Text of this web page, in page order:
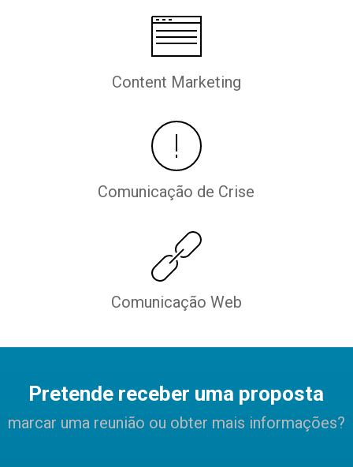
Content Marketing
Comunicação de Crise
Comunicação Web
Pretende receber uma proposta
marcar uma reunião ou obter mais informações?